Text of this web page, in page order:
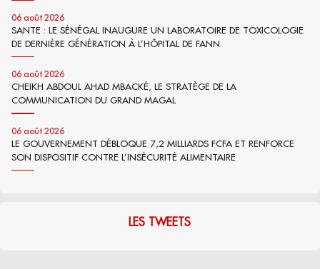
06 août 2026
SANTE : LE SÉNÉGAL INAUGURE UN LABORATOIRE DE TOXICOLOGIE
DE DERNIÈRE GÉNÉRATION À L’HÔPITAL DE FANN
06 août 2026
CHEIKH ABDOUL AHAD MBACKÉ, LE STRATÈGE DE LA
COMMUNICATION DU GRAND MAGAL
06 août 2026
LE GOUVERNEMENT DÉBLOQUE 7,2 MILLIARDS FCFA ET RENFORCE
SON DISPOSITIF CONTRE L’INSÉCURITÉ ALIMENTAIRE
LES TWEETS